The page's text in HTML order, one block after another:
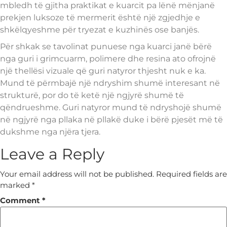
mbledh të gjitha praktikat e kuarcit pa lënë mënjanë
prekjen luksoze të mermerit është një zgjedhje e
shkëlqyeshme për tryezat e kuzhinës ose banjës.
Për shkak se tavolinat punuese nga kuarci janë bërë
nga guri i grimcuarm, polimere dhe resina ato ofrojnë
një thellësi vizuale që guri natyror thjesht nuk e ka.
Mund të përmbajë një ndryshim shumë interesant në
strukturë, por do të ketë një ngjyrë shumë të
qëndrueshme. Guri natyror mund të ndryshojë shumë
në ngjyrë nga pllaka në pllakë duke i bërë pjesët më të
dukshme nga njëra tjera.
Leave a Reply
Your email address will not be published. Required fields are
marked *
Comment *